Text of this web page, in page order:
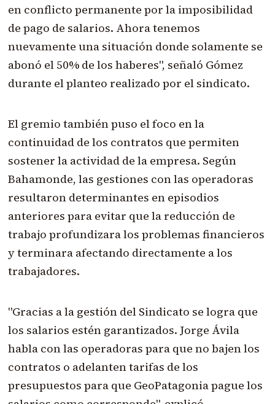
en conflicto permanente por la imposibilidad
de pago de salarios. Ahora tenemos
nuevamente una situación donde solamente se
abonó el 50% de los haberes", señaló Gómez
durante el planteo realizado por el sindicato.
El gremio también puso el foco en la
continuidad de los contratos que permiten
sostener la actividad de la empresa. Según
Bahamonde, las gestiones con las operadoras
resultaron determinantes en episodios
anteriores para evitar que la reducción de
trabajo profundizara los problemas financieros
y terminara afectando directamente a los
trabajadores.
"Gracias a la gestión del Sindicato se logra que
los salarios estén garantizados. Jorge Ávila
habla con las operadoras para que no bajen los
contratos o adelanten tarifas de los
presupuestos para que GeoPatagonia pague los